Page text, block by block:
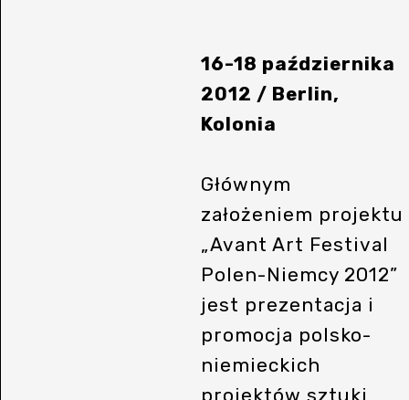
16-18 października
2012 / Berlin,
Kolonia
Głównym
założeniem projektu
„Avant Art Festival
Polen-Niemcy 2012”
jest prezentacja i
promocja polsko-
niemieckich
projektów sztuki